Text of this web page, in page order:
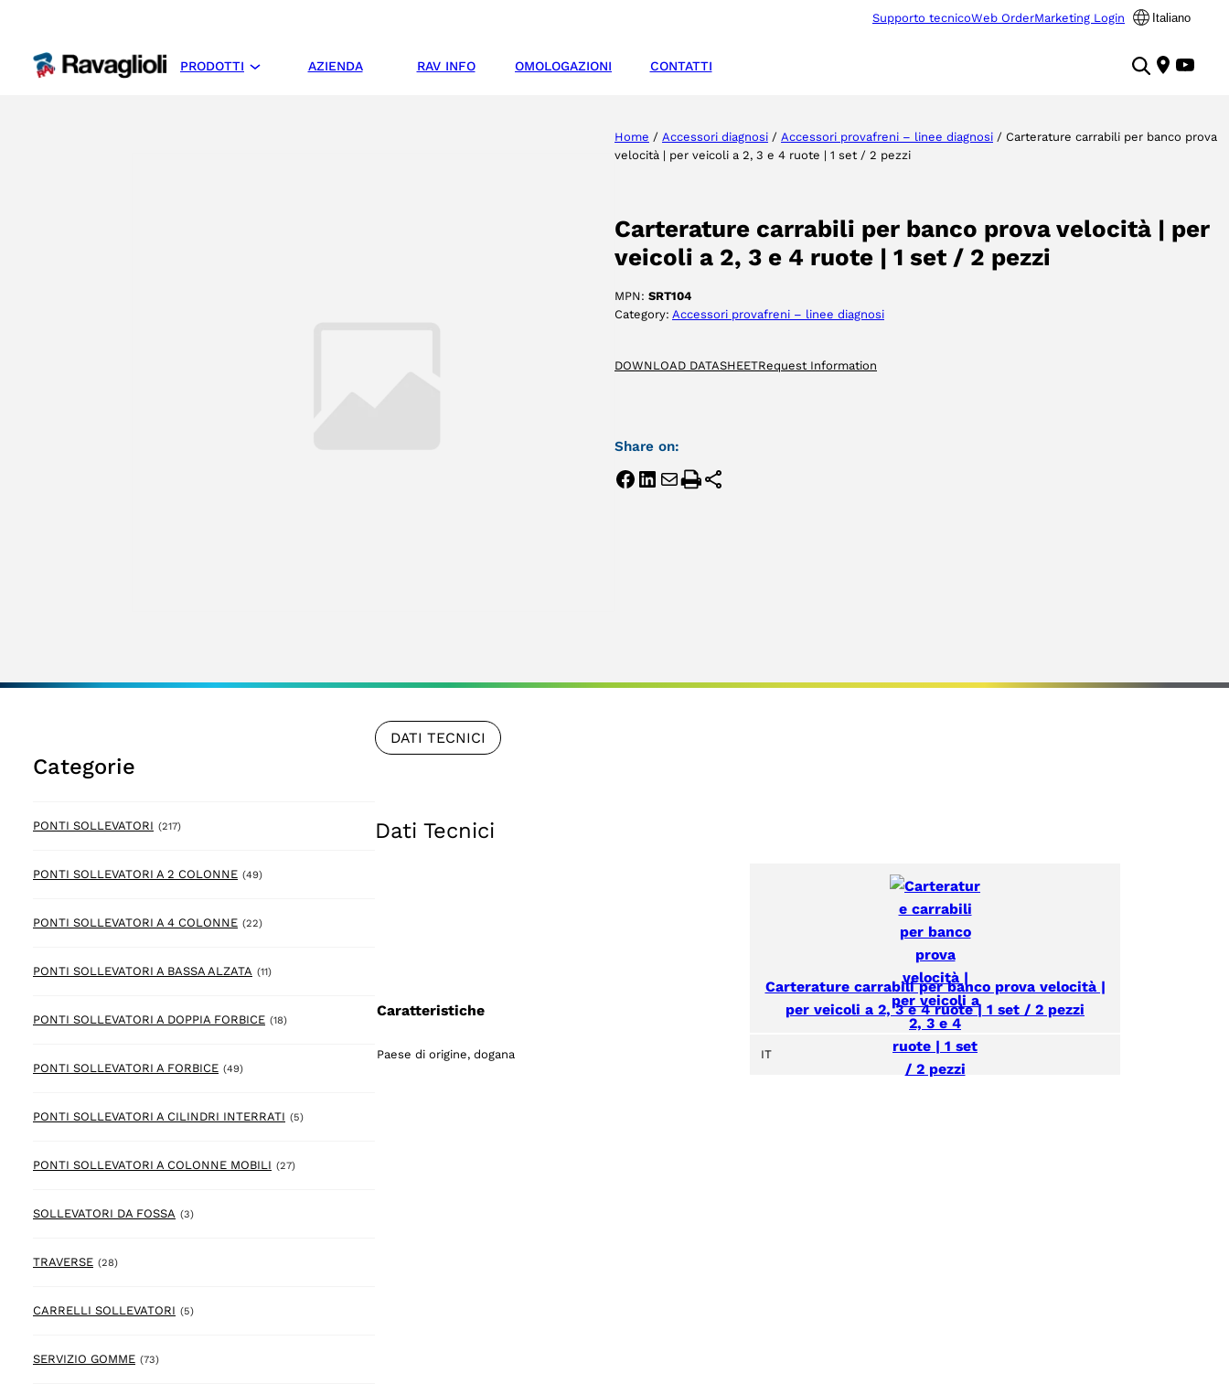
Supporto tecnicoWeb OrderMarketing Login Italiano
PRODOTTI AZIENDA RAV INFO OMOLOGAZIONI CONTATTI
Home / Accessori diagnosi / Accessori provafreni – linee diagnosi / Carterature carrabili per banco prova
velocità | per veicoli a 2, 3 e 4 ruote | 1 set / 2 pezzi
Carterature carrabili per banco prova velocità | per
veicoli a 2, 3 e 4 ruote | 1 set / 2 pezzi
MPN: SRT104
Category: Accessori provafreni – linee diagnosi
DOWNLOAD DATASHEETRequest Information
Share on:
Categorie
PONTI SOLLEVATORI (217)217 prodotto
PONTI SOLLEVATORI A 2 COLONNE (49)49 prodotto
PONTI SOLLEVATORI A 4 COLONNE (22)22 prodotto
PONTI SOLLEVATORI A BASSA ALZATA (11)11 prodotto
PONTI SOLLEVATORI A DOPPIA FORBICE (18)18 prodotto
PONTI SOLLEVATORI A FORBICE (49)49 prodotto
PONTI SOLLEVATORI A CILINDRI INTERRATI (5)5 prodotto
PONTI SOLLEVATORI A COLONNE MOBILI (27)27 prodotto
SOLLEVATORI DA FOSSA (3)3 prodotto
TRAVERSE (28)28 prodotto
CARRELLI SOLLEVATORI (5)5 prodotto
SERVIZIO GOMME (73)73 prodotto
DATI TECNICI
Dati Tecnici
Caratteristiche
Carterature carrabili per banco prova velocità |
per veicoli a 2, 3 e 4 ruote | 1 set / 2 pezzi
Paese di origine, dogana IT